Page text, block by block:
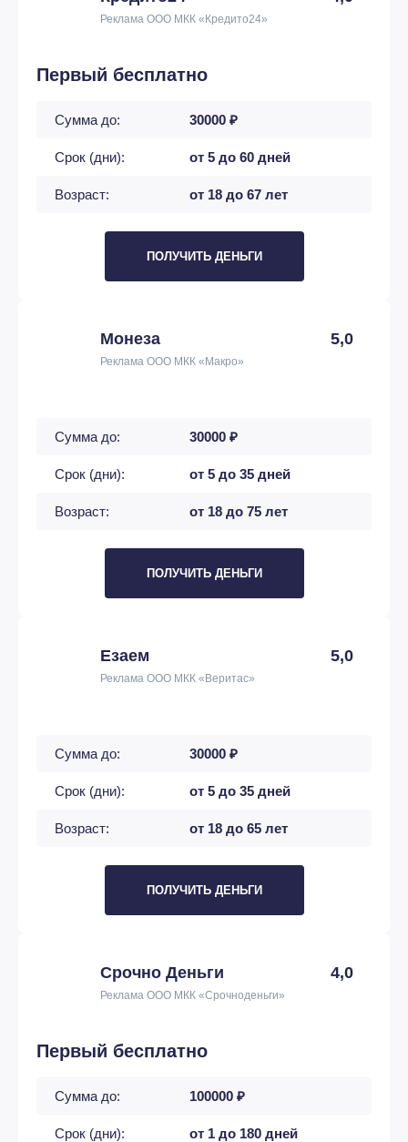
Реклама ООО МКК «Кредито24»
Первый бесплатно
Сумма до: 30000 ₽
Срок (дни): от 5 до 60 дней
Возраст: от 18 до 67 лет
ПОЛУЧИТЬ ДЕНЬГИ
Монеза 5,0
Реклама ООО МКК «Макро»
Сумма до: 30000 ₽
Срок (дни): от 5 до 35 дней
Возраст: от 18 до 75 лет
ПОЛУЧИТЬ ДЕНЬГИ
Езаем 5,0
Реклама ООО МКК «Веритас»
Сумма до: 30000 ₽
Срок (дни): от 5 до 35 дней
Возраст: от 18 до 65 лет
ПОЛУЧИТЬ ДЕНЬГИ
Срочно Деньги 4,0
Реклама ООО МКК «Срочноденьги»
Первый бесплатно
Сумма до: 100000 ₽
Срок (дни): от 1 до 180 дней